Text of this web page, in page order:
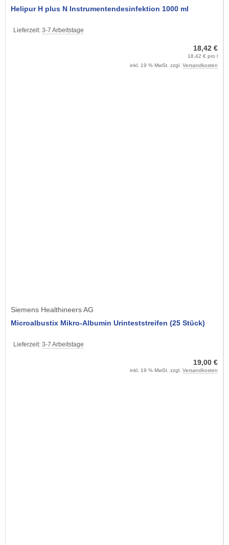
Helipur H plus N Instrumentendesinfektion 1000 ml
Lieferzeit: 3-7 Arbeitstage
18,42 €
18,42 € pro l
inkl. 19 % MwSt. zzgl. Versandkosten
Siemens Healthineers AG
Microalbustix Mikro-Albumin Urinteststreifen (25 Stück)
Lieferzeit: 3-7 Arbeitstage
19,00 €
inkl. 19 % MwSt. zzgl. Versandkosten